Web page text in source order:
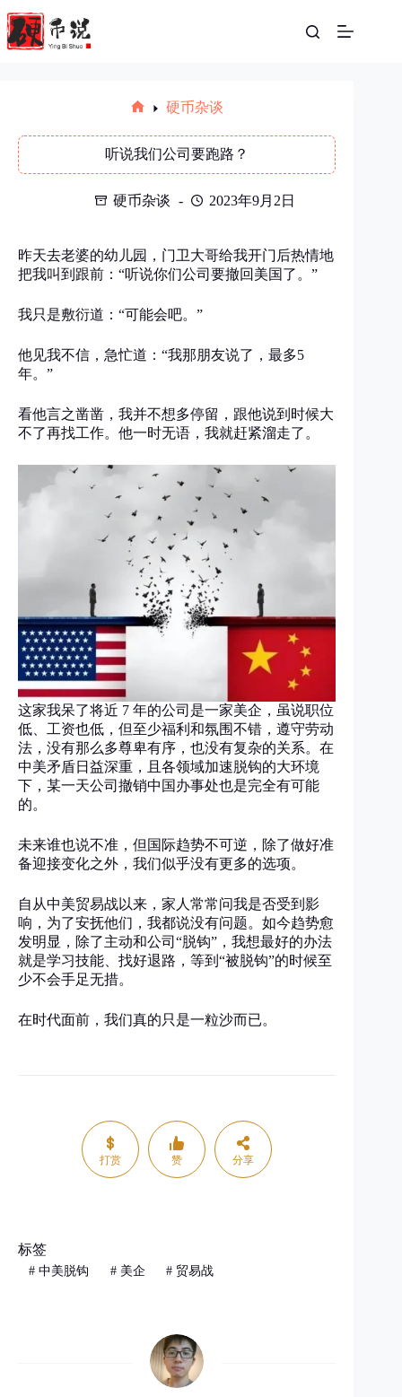
至
内
页
硬币杂谈
听说我们公司要跑路？
硬币杂谈 2023年9月2日
昨天去老婆的幼儿园，门卫大哥给我开门后热情地
把我叫到跟前：“听说你们公司要撤回美国了。”
我只是敷衍道：“可能会吧。”
他见我不信，急忙道：“我那朋友说了，最多5
年。”
看他言之凿凿，我并不想多停留，跟他说到时候大
不了再找工作。他一时无语，我就赶紧溜走了。
这家我呆了将近 7 年的公司是一家美企，虽说职位
低、工资也低，但至少福利和氛围不错，遵守劳动
法，没有那么多尊卑有序，也没有复杂的关系。在
中美矛盾日益深重，且各领域加速脱钩的大环境
下，某一天公司撤销中国办事处也是完全有可能
的。
未来谁也说不准，但国际趋势不可逆，除了做好准
备迎接变化之外，我们似乎没有更多的选项。
自从中美贸易战以来，家人常常问我是否受到影
响，为了安抚他们，我都说没有问题。如今趋势愈
发明显，除了主动和公司“脱钩”，我想最好的办法
就是学习技能、找好退路，等到“被脱钩”的时候至
少不会手足无措。
在时代面前，我们真的只是一粒沙而已。
打赏 赞 分享
标签
#中美脱钩 #美企 # 贸易战